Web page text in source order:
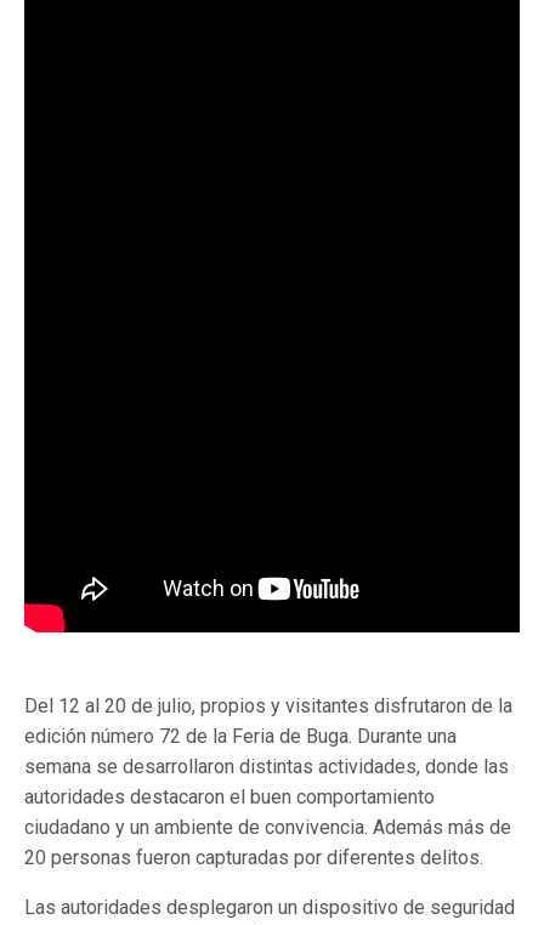
Del 12 al 20 de julio, propios y visitantes disfrutaron de la
edición número 72 de la Feria de Buga. Durante una
semana se desarrollaron distintas actividades, donde las
autoridades destacaron el buen comportamiento
ciudadano y un ambiente de convivencia. Además más de
20 personas fueron capturadas por diferentes delitos.
Las autoridades desplegaron un dispositivo de seguridad